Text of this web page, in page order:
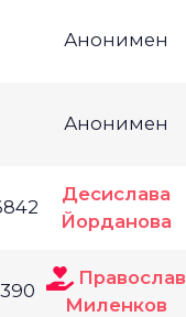
Анонимен
Анонимен
Десислава
Йорданова
Православ
Миленков